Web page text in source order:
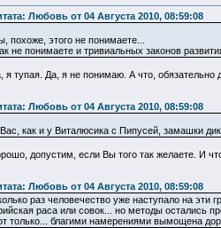
Любовь от 04 Августа 2010, 08:59:08
похоже, этого не понимаете...
не понимаете и тривиальных законов
я тупая. Да, я не понимаю. А что, обязательно
Любовь от 04 Августа 2010, 08:59:08
как и у Виталюсика с Пипусей, замашки
допустим, если Вы того так желаете. И
Любовь от 04 Августа 2010, 08:59:08
раз человечество уже наступало на
раса или совок... но методы остались
только... благими намерениями вымощена